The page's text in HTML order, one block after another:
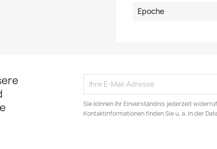
Epoche
Sie können Ihr Einverständnis jederzeit
Kontaktinformationen finden Sie u. a. in der